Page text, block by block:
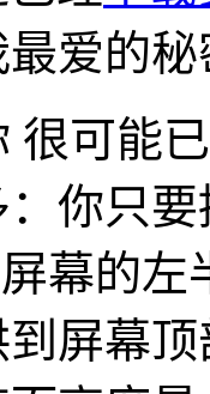
爱的
很可能
你只
幕的
屏幕